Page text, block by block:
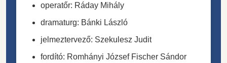
operatőr: Ráday Mihály
dramaturg: Bánki László
jelmeztervező: Szekulesz Judit
fordító: Romhányi József Fischer Sándor